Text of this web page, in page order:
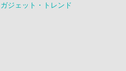
ガジェット・トレンド